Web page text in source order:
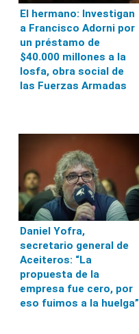
El hermano: Investigan
a Francisco Adorni por
un préstamo de
$40.000 millones a la
Iosfa, obra social de
las Fuerzas Armadas
Daniel Yofra,
secretario general de
Aceiteros: “La
propuesta de la
empresa fue cero, por
eso fuimos a la huelga”